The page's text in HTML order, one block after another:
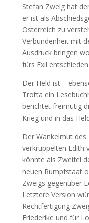
Stefan Zweig hat
er ist als
Österreich zu
Verbundenheit mit
Ausdruck bringen
fürs Exil
Der Held ist –
Trotta ein
berichtet freimütig
Krieg und in das
Der Wankelmut
verkrüppelten Edith
könnte als Zweifel
neuen Rumpfstaat
Zweigs gegenüber
Letztere Version
Rechtfertigung
Friederike und für